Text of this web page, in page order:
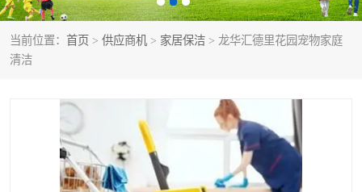
当前位置： 首页 > 供应商机 > 家居保洁 > 龙华汇德里花园宠物家庭
清洁